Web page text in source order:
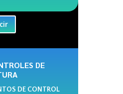
DE
DE CONTROL